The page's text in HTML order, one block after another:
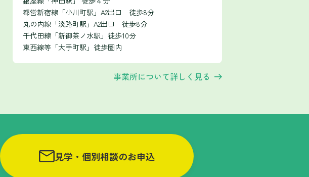
都営新宿線「小川町駅」A2出口 徒歩8分
丸の内線「淡路町駅」A2出口 徒歩8分
千代田線「新御茶ノ水駅」徒歩10分
東西線等「大手町駅」徒歩圏内
事業所について詳しく見る
見学・個別相談のお申込